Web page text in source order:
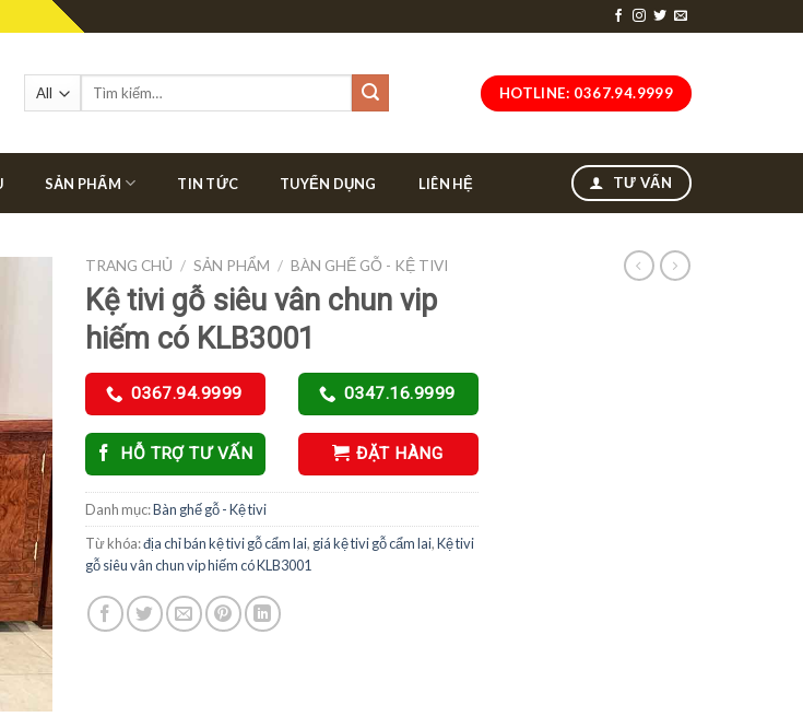
Tìm
HOTLINE: 0367.94.9999
SẢN PHẨM TIN TỨC TUYỂN DỤNG LIÊN HỆ TƯ VẤN
TRANG CHỦ / SẢN PHẨM / BÀN GHẾ GỖ - KỆ TIVI
Kệ tivi gỗ siêu vân chun vip
hiếm có KLB3001
0367.94.9999 0347.16.9999
HỖ TRỢ TƯ VẤN ĐẶT HÀNG
Danh mục:Bàn ghế gỗ - Kệ tivi
Từ khóa:địa chỉ bán kệ tivi gỗ cẩm lai, giá kệ tivi gỗ cẩm lai,Kệ tivi
gỗ siêu vân chun vip hiếm có KLB3001